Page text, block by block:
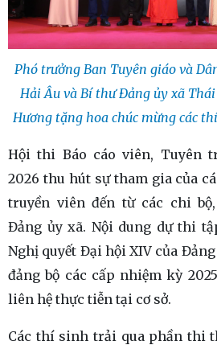
Phó trưởng Ban Tuyên giáo và
Hải Âu và Bí thư Đảng ủy xã
Hương tặng hoa chúc mừng các
Hội thi Báo cáo viên, Tuyên
2026 thu hút sự tham gia của
truyền viên đến từ các chi
Đảng ủy xã. Nội dung dự thi
Nghị quyết Đại hội XIV của
đảng bộ các cấp nhiệm kỳ
liên hệ thực tiễn tại cơ sở.
Các thí sinh trải qua phần thi